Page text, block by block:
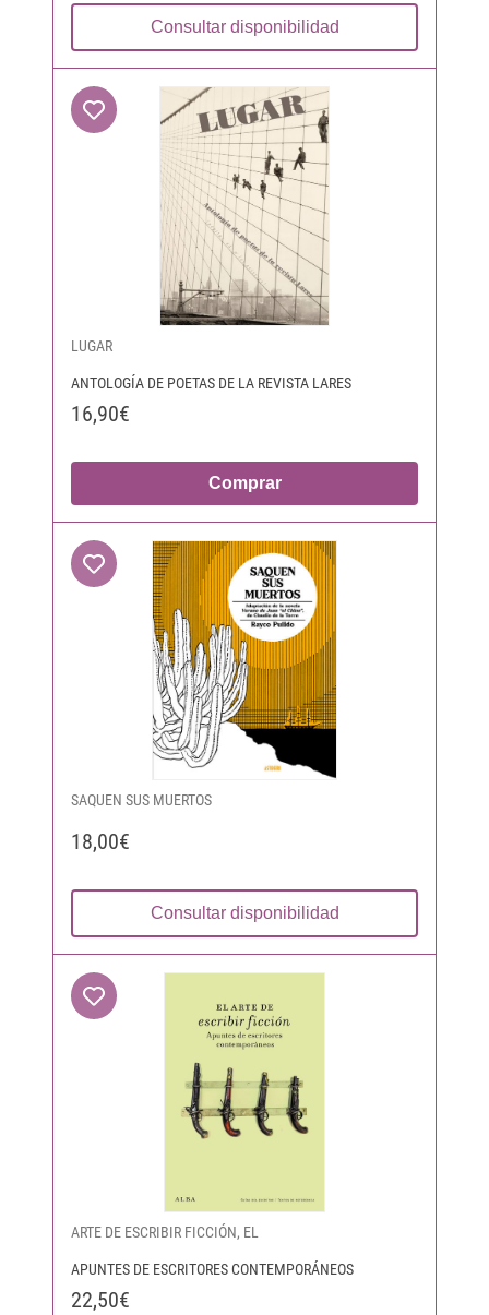
Consultar disponibilidad
LUGAR
ANTOLOGÍA DE POETAS DE LA REVISTA LARES
16,90€
Comprar
SAQUEN SUS MUERTOS
18,00€
Consultar disponibilidad
ARTE DE ESCRIBIR FICCIÓN, EL
APUNTES DE ESCRITORES CONTEMPORÁNEOS
22,50€